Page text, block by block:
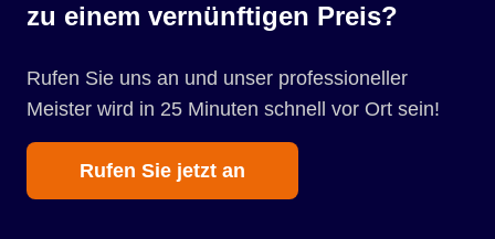
zu einem vernünftigen Preis?
Rufen Sie uns an und unser professioneller
Meister wird in 25 Minuten schnell vor Ort sein!
Rufen Sie jetzt an